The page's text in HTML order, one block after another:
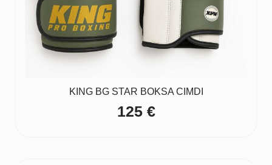
KING BG STAR BOKSA CIMDI
125 €